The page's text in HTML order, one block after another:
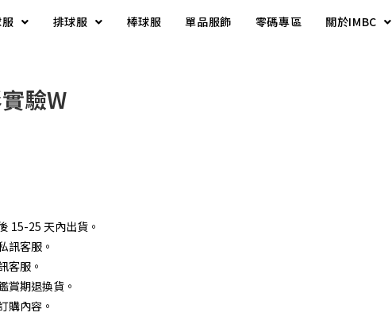
排球服 棒球服 單品服飾 零碼專區 關於IMBC
驗W
15-25 天內出貨。
訊客服。
客服。
賞期退換貨。
購內容。